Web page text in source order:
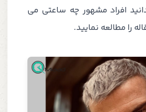
افراد مشهور چه ساعتی می
را مطالعه نمایید.